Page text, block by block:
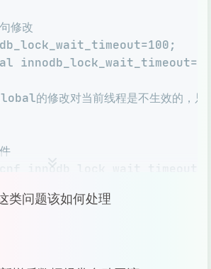
修改
的修改对当前线程是不生效的，只
innodb_lock_wait_timeout
指的是事务等待
过设置时间的时候，就会报如下的错
类问题该如何处理